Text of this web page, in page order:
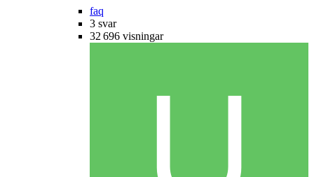
faq
3 svar
32 696 visningar